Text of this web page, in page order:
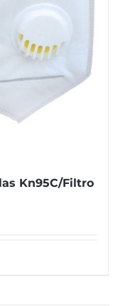
Kn95C/Filtro